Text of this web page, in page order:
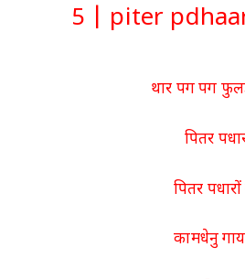
5 | piter
थार पग पग
पितर
पितर
कामधेनु